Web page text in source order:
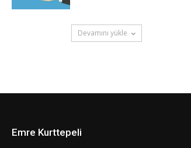
Devamını yükle
Emre Kurttepeli